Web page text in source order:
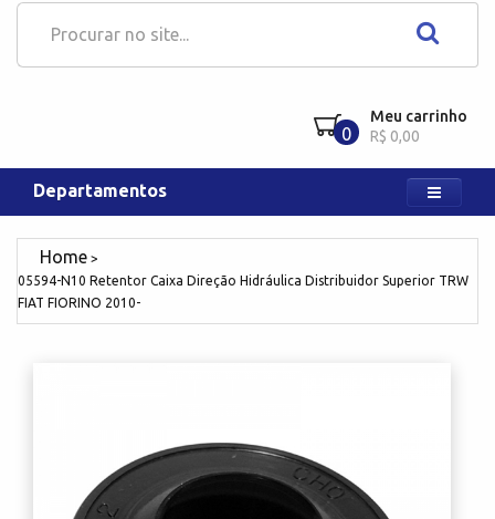
0
Meu carrinho
R$ 0,00
Departamentos
05594-N10 Retentor Caixa Direção Hidráulica Distribuidor Superior TRW
FIAT FIORINO 2010-